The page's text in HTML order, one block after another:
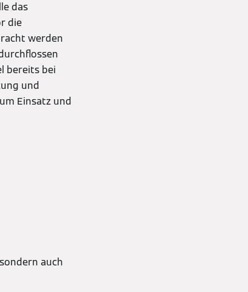
das
die
werden
bereits bei
und
Einsatz und
auch